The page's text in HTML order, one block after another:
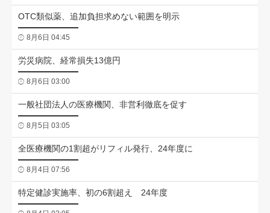
OTC類似薬、追加負担求めない範囲を明示
8月6日 04:45
労災病院、経常損失13億円
8月6日 03:00
一般社団法人の医療機関、非営利徹底を促す
8月5日 03:05
全医療機関の1割超がリフィル発行、24年度に
8月4日 07:56
特定健診実施率、初の6割超え 24年度